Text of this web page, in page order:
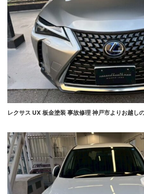
レクサス UX 板金塗装 事故修理 神戸市よりお越し